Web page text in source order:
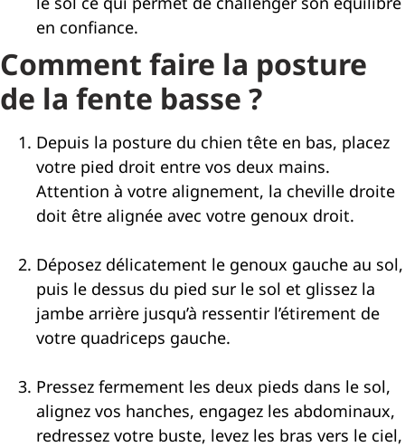
en confiance.
Comment faire la posture
de la fente basse ?
Depuis la posture du chien tête en bas, placez
votre pied droit entre vos deux mains.
Attention à votre alignement, la cheville droite
doit être alignée avec votre genoux droit.
Déposez délicatement le genoux gauche au sol,
puis le dessus du pied sur le sol et glissez la
jambe arrière jusqu’à ressentir l’étirement de
votre quadriceps gauche.
Pressez fermement les deux pieds dans le sol,
alignez vos hanches, engagez les abdominaux,
redressez votre buste, levez les bras vers le ciel,